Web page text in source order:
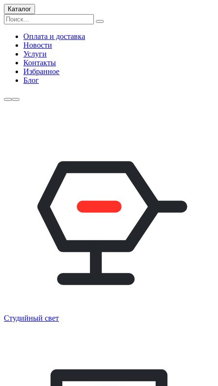
Каталог
Оплата и доставка
Новости
Услуги
Контакты
Избранное
Блог
Студийный свет